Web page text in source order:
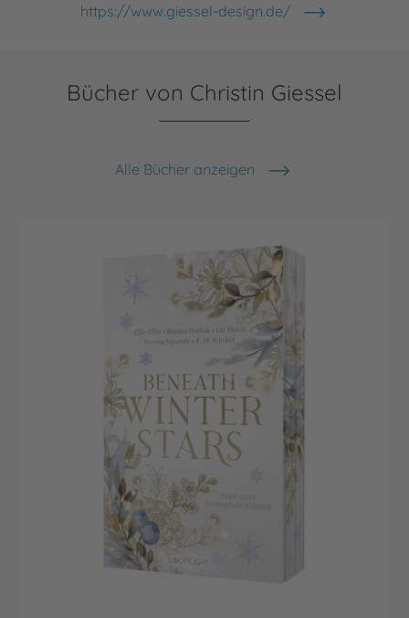
https://www.giessel-design.de/
Bücher von Christin Giessel
Alle Bücher anzeigen